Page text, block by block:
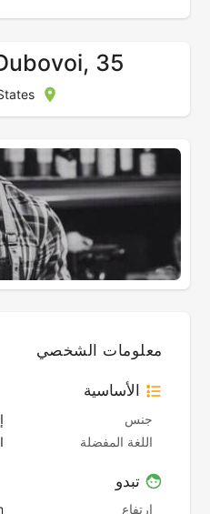
35
معلومات الشخصي
الأساسية
جنس
اللغة المفضلة
تبدو
ارتفاع